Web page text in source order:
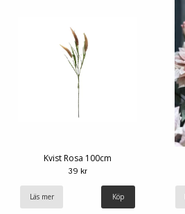
Kvist Rosa 100cm
39 kr
Läs mer